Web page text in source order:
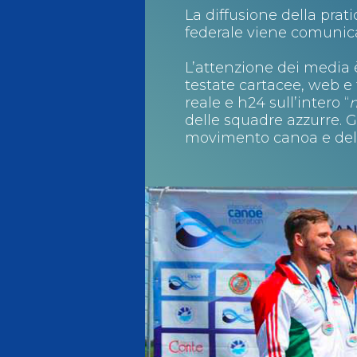
Antidoping Calendari
Mappa del sito Cerca
La diffusione della
federale viene
L’attenzione dei
testate cartacee, web
reale e h24 sull’intero “
delle squadre azzurre.
movimento canoa e